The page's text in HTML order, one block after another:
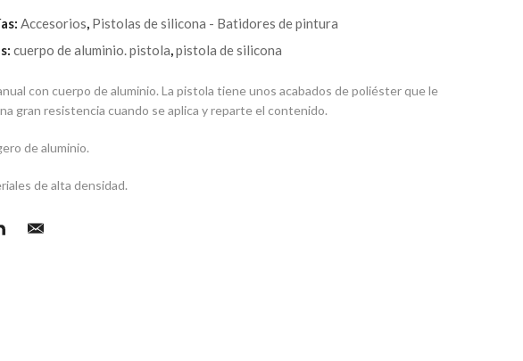
Accesorios, Pistolas de silicona - Batidores de pintura
cuerpo de aluminio. pistola,pistola de silicona
con cuerpo de aluminio. La pistola tiene unos acabados de poliéster que le
gran resistencia cuando se aplica y reparte el contenido.
de aluminio.
de alta densidad.